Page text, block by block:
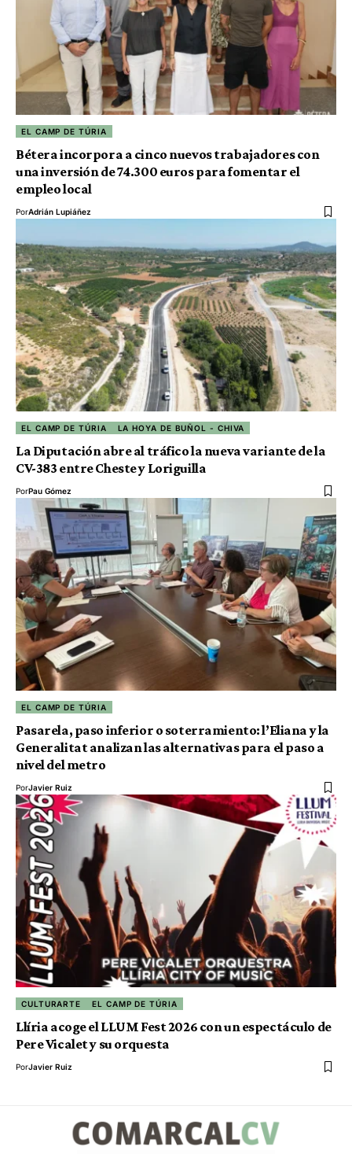
EL CAMP DE TÚRIA
Bétera incorpora a cinco nuevos trabajadores con
una inversión de 74.300 euros para fomentar el
empleo local
PorAdrián Lupiáñez
EL CAMP DE TÚRIA LA HOYA DE BUÑOL - CHIVA
La Diputación abre al tráfico la nueva variante de la
CV-383 entre Cheste y Loriguilla
PorPau Gómez
EL CAMP DE TÚRIA
Pasarela, paso inferior o soterramiento: l’Eliana y la
Generalitat analizan las alternativas para el paso a
nivel del metro
PorJavier Ruiz
CULTURARTE EL CAMP DE TÚRIA
Llíria acoge el LLUM Fest 2026 con un espectáculo de
Pere Vicalet y su orquesta
PorJavier Ruiz